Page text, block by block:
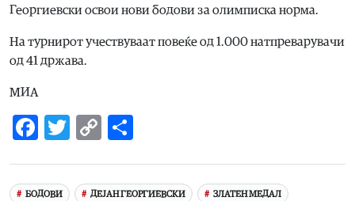
Георгиевски освои нови бодови за олимписка норма.
На турнирот учествуваат повеќе од 1.000 натпреварувачи
од 41 држава.
МИА
Facebook
Twitter
Copy
БОДОВИ ДЕЈАН ГЕОРГИЕВСКИ ЗЛАТЕН МЕДАЛ